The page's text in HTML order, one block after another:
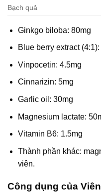
Bạch quả
Ginkgo biloba: 80mg
Blue berry extract
Vinpocetin: 4.5mg
Cinnarizin: 5mg
Garlic oil: 30mg
Magnesium lactate:
Vitamin B6: 1.5mg
Thành phần khác:
viên.
Công dụng của